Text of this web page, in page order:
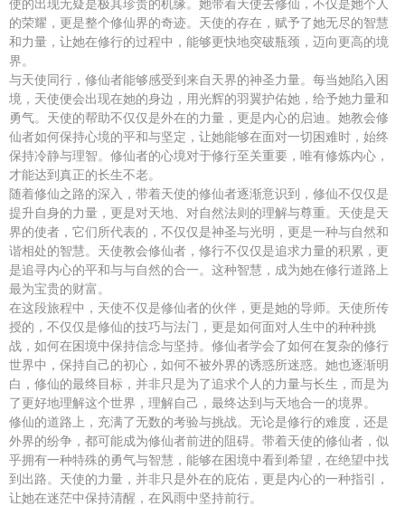
使的出现无疑是极其珍贵的机缘。她带着天使去修仙，不仅是她个人
的荣耀，更是整个修仙界的奇迹。天使的存在，赋予了她无尽的智慧
和力量，让她在修行的过程中，能够更快地突破瓶颈，迈向更高的境
界。
与天使同行，修仙者能够感受到来自天界的神圣力量。每当她陷入困
境，天使便会出现在她的身边，用光辉的羽翼护佑她，给予她力量和
勇气。天使的帮助不仅仅是外在的力量，更是内心的启迪。她教会修
仙者如何保持心境的平和与坚定，让她能够在面对一切困难时，始终
保持冷静与理智。修仙者的心境对于修行至关重要，唯有修炼内心，
才能达到真正的长生不老。
随着修仙之路的深入，带着天使的修仙者逐渐意识到，修仙不仅仅是
提升自身的力量，更是对天地、对自然法则的理解与尊重。天使是天
界的使者，它们所代表的，不仅仅是神圣与光明，更是一种与自然和
谐相处的智慧。天使教会修仙者，修行不仅仅是追求力量的积累，更
是追寻内心的平和与与自然的合一。这种智慧，成为她在修行道路上
最为宝贵的财富。
在这段旅程中，天使不仅是修仙者的伙伴，更是她的导师。天使所传
授的，不仅仅是修仙的技巧与法门，更是如何面对人生中的种种挑
战，如何在困境中保持信念与坚持。修仙者学会了如何在复杂的修行
世界中，保持自己的初心，如何不被外界的诱惑所迷惑。她也逐渐明
白，修仙的最终目标，并非只是为了追求个人的力量与长生，而是为
了更好地理解这个世界，理解自己，最终达到与天地合一的境界。
修仙的道路上，充满了无数的考验与挑战。无论是修行的难度，还是
外界的纷争，都可能成为修仙者前进的阻碍。带着天使的修仙者，似
乎拥有一种特殊的勇气与智慧，能够在困境中看到希望，在绝望中找
到出路。天使的力量，并非只是外在的庇佑，更是内心的一种指引，
让她在迷茫中保持清醒，在风雨中坚持前行。